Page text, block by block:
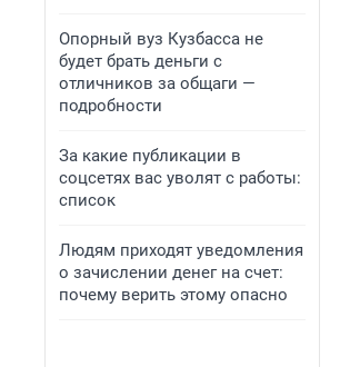
Опорный вуз Кузбасса не
будет брать деньги с
отличников за общаги —
подробности
За какие публикации в
соцсетях вас уволят с работы:
список
Людям приходят уведомления
о зачислении денег на счет:
почему верить этому опасно